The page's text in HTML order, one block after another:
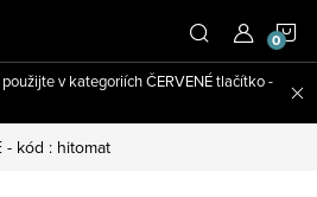
v kategoriích ČERVENÉ tlačítko -
- kód : hitomat